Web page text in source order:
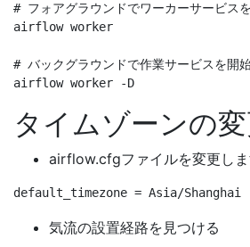
# フォアグラウンドでワーカーサービス
airflow worker
# バックグラウンドで作業サービスを開
タイムゾーンの
airflow.cfgファイルを変更し
気流の設置経路を見つける